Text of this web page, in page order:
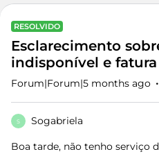
RESOLVIDO
Esclarecimento
indisponível e fatura
Forum|Forum|5 months ago
S Sogabriela
Boa tarde, não tenho serviço